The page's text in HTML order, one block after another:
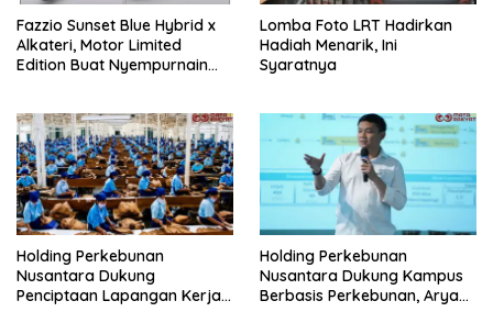
Fazzio Sunset Blue Hybrid x
Alkateri, Motor Limited
Edition Buat Nyempurnain
Lomba Foto LRT Hadirkan
Hadiah Menarik, Ini
Syaratnya
Holding Perkebunan
Nusantara Dukung
Penciptaan Lapangan Kerja,
Holding Perkebunan
Nusantara Dukung Kampus
Berbasis Perkebunan, Arya